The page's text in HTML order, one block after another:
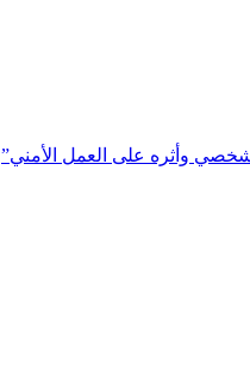
وأثره على العمل الأمني”